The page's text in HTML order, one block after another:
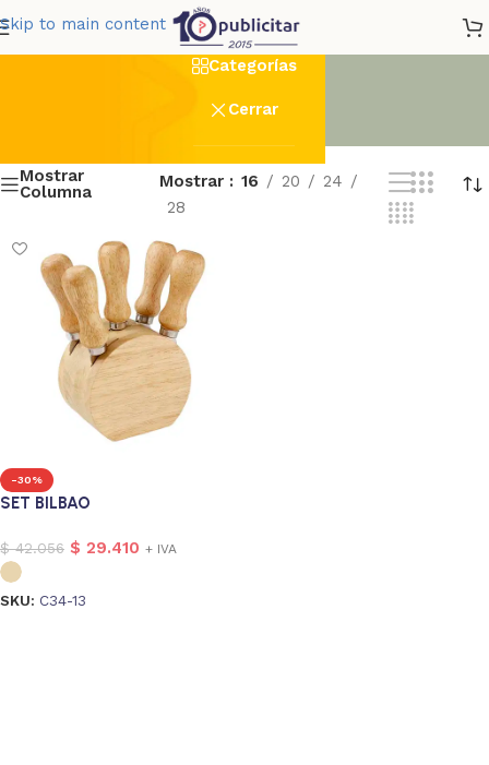
Skip to main contentLaser_set_5_unds
Categorías
Cerrar
Mostrar
Columna
Mostrar 16 20
24
28
-30%
SET BILBAO
$42.056 $ 29.410 + IVA
SKU: C34-13